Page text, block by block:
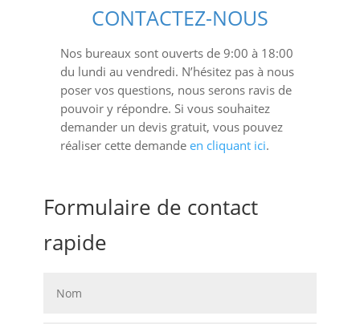
CONTACTEZ-NOUS
Nos bureaux sont ouverts de 9:00 à 18:00
du lundi au vendredi. N’hésitez pas à nous
poser vos questions, nous serons ravis de
pouvoir y répondre. Si vous souhaitez
demander un devis gratuit, vous pouvez
réaliser cette demandeen cliquant ici.
Formulaire de contact
rapide